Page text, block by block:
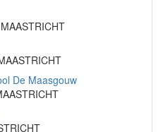
De Maasgouw